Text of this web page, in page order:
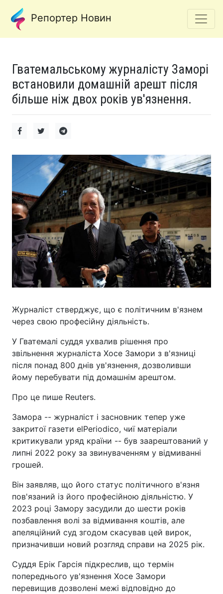
Репортер Новин
Гватемальському журналісту Заморі
встановили домашній арешт після
більше ніж двох років ув'язнення.
Журналіст стверджує, що є політичним в'язнем
через свою професійну діяльність.
У Гватемалі суддя ухвалив рішення про
звільнення журналіста Хосе Замори з в'язниці
після понад 800 днів ув'язнення, дозволивши
йому перебувати під домашнім арештом.
Про це пише Reuters.
Замора -- журналіст і засновник тепер уже
закритої газети elPeriodico, чиї матеріали
критикували уряд країни -- був заарештований у
липні 2022 року за звинуваченням у відмиванні
грошей.
Він заявляв, що його статус політичного в'язня
пов'язаний із його професійною діяльністю. У
2023 році Замору засудили до шести років
позбавлення волі за відмивання коштів, але
апеляційний суд згодом скасував цей вирок,
призначивши новий розгляд справи на 2025 рік.
Суддя Ерік Гарсія підкреслив, що термін
попереднього ув'язнення Хосе Замори
перевищив дозволені межі відповідно до